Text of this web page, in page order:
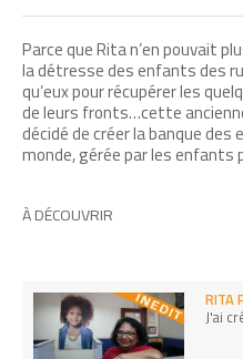
Parce que Rita n’en pouvait
la détresse des enfants des
qu’eux pour récupérer les
de leurs fronts…cette
décidé de créer la banque des
monde, gérée par les enfants
À DÉCOUVRIR
RITA
J'ai